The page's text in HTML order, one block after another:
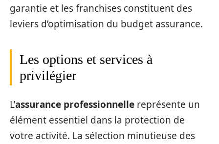
garantie et les franchises constituent des
leviers d’optimisation du budget assurance.
Les options et services à
privilégier
L’assurance professionnelle représente un
élément essentiel dans la protection de
votre activité. La sélection minutieuse des